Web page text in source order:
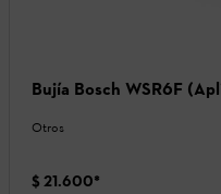
Bujía Bosch WSR6F
Otros
$ 21.600*